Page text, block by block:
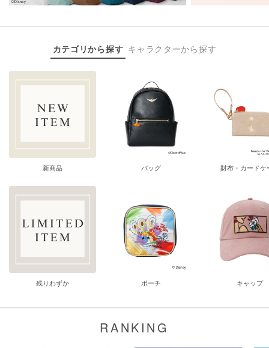
カテゴリから探す キャラクターから探す
新商品
残りわずか
バッグ
ポーチ
財布・カードケ
キャップ
RANKING